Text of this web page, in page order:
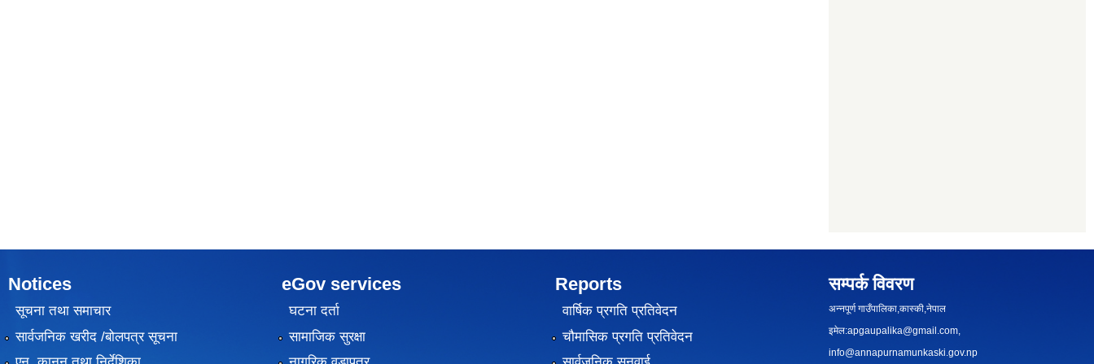
Notices
सूचना तथा समाचार
सार्वजनिक खरीद /बोलपत्र सूचना
eGov services
घटना दर्ता
सामाजिक सुरक्षा
Reports
वार्षिक प्रगति प्रतिवेदन
चौमासिक प्रगति प्रतिवेदन
सम्पर्क विवरण
अन्नपूर्ण गाउँपालिका,कास्की,नेपाल
इमेल:apgaupalika@gmail.com
info@annapurnamunkaski.gov.np